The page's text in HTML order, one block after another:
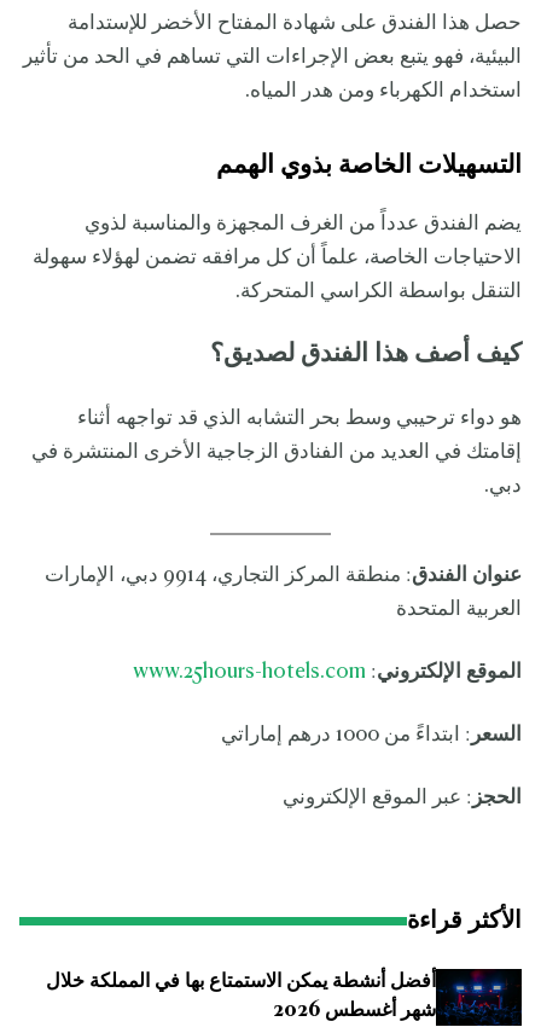
حصل هذا الفندق على شهادة المفتاح الأخضر للإستدامة
البيئية، فهو يتبع بعض الإجراءات التي تساهم في الحد من تأثير
استخدام الكهرباء ومن هدر المياه.
التسهيلات الخاصة بذوي الهمم
يضم الفندق عدداً من الغرف المجهزة والمناسبة لذوي
الاحتياجات الخاصة، علماً أن كل مرافقه تضمن لهؤلاء سهولة
التنقل بواسطة الكراسي المتحركة.
كيف أصف هذا الفندق لصديق؟
هو دواء ترحيبي وسط بحر التشابه الذي قد تواجهه أثناء
إقامتك في العديد من الفنادق الزجاجية الأخرى المنتشرة في
دبي.
عنوان الفندق
: منطقة المركز التجاري، 9914 دبي، الإمارات
العربية المتحدة
الموقع الإلكتروني:
www.25hours-hotels.com
السعر : ابتداءً من 1000 درهم إماراتي
الحجز : عبر الموقع الإلكتروني
الأكثر قراءة
أفضل أنشطة يمكن الاستمتاع بها في المملكة خلال
شهر أغسطس 2026